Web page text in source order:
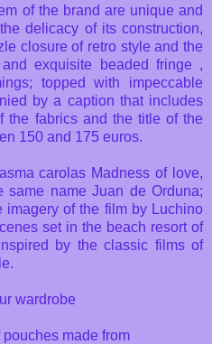
of the brand are unique and
delicacy of its construction,
closure of retro style and the
exquisite beaded fringe ,
topped with impeccable
by a caption that includes
the fabrics and the title of the
150 and 175 euros.
carolas Madness of love,
name Juan de Orduna;
imagery of the film by Luchino
set in the beach resort of
by the classic films of
wardrobe
made ​​from